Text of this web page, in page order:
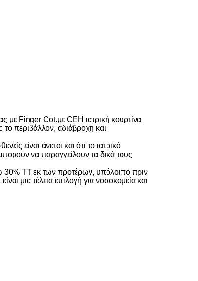
με Finger Cot.με CEΗ ιατρική κουρτίνα
περιβάλλον, αδιάβροχη και
είναι άνετοι και ότι το ιατρικό
να παραγγείλουν τα δικά τους
30% TT εκ των προτέρων, υπόλοιπο πριν
μια τέλεια επιλογή για νοσοκομεία και